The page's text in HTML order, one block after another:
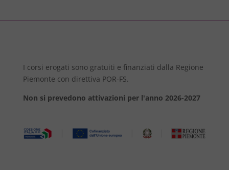
I corsi erogati sono gratuiti e finanziati dalla Regione
Piemonte con direttiva POR-FS.
Non si prevedono attivazioni per l'anno 2026-2027